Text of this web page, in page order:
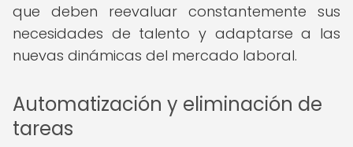
que deben reevaluar constantemente sus
necesidades de talento y adaptarse a las
nuevas dinámicas del mercado laboral.
Automatización y eliminación de
tareas